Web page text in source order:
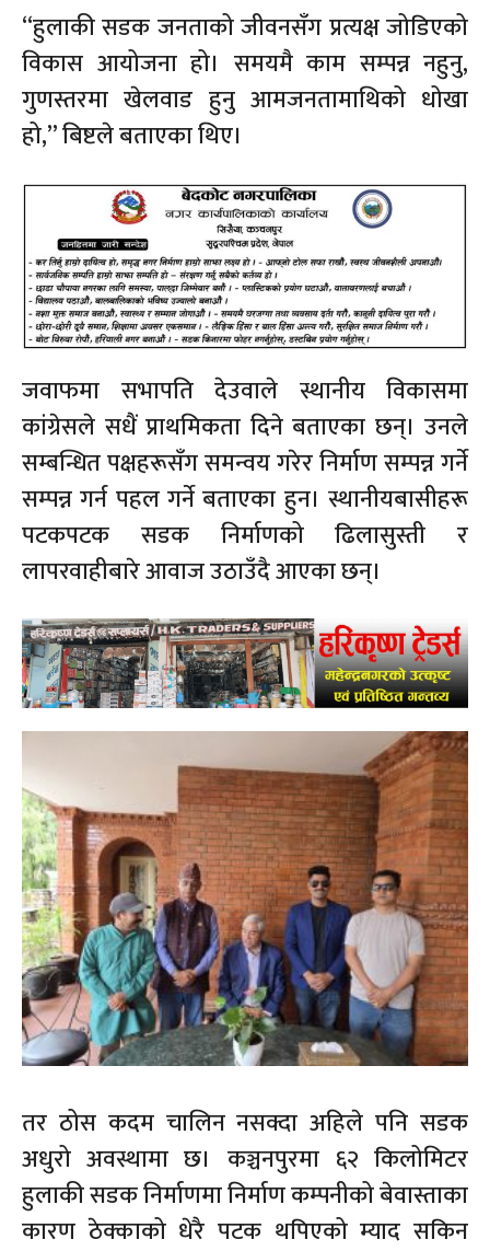
“हुलाकी सडक जनताको जीवनसँग प्रत्यक्ष जोडिएको
विकास आयोजना हो। समयमै काम सम्पन्न नहुनु,
गुणस्तरमा खेलवाड हुनु आमजनतामाथिको धोखा
हो,” बिष्टले बताएका थिए।
जवाफमा सभापति देउवाले स्थानीय विकासमा
कांग्रेसले सधैं प्राथमिकता दिने बताएका छन्। उनले
सम्बन्धित पक्षहरूसँग समन्वय गरेर निर्माण सम्पन्न गर्ने
सम्पन्न गर्न पहल गर्ने बताएका हुन। स्थानीयबासीहरू
पटकपटक सडक निर्माणको ढिलासुस्ती र
लापरवाहीबारे आवाज उठाउँदै आएका छन्।
तर ठोस कदम चालिन नसक्दा अहिले पनि सडक
अधुरो अवस्थामा छ। कञ्चनपुरमा ६२ किलोमिटर
हुलाकी सडक निर्माणमा निर्माण कम्पनीको बेवास्ताका
कारण ठेक्काको धेरै पटक थपिएको म्याद सकिन